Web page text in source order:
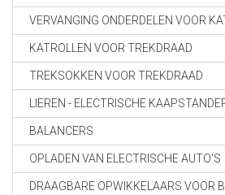
VERVANGING ONDERDELEN VOOR
KATROLLEN VOOR TREKDRAAD
TREKSOKKEN VOOR TREKDRAAD
LIEREN - ELECTRISCHE
BALANCERS
OPLADEN VAN ELECTRISCHE AUTO'S
DRAAGBARE OPWIKKELAARS VOOR